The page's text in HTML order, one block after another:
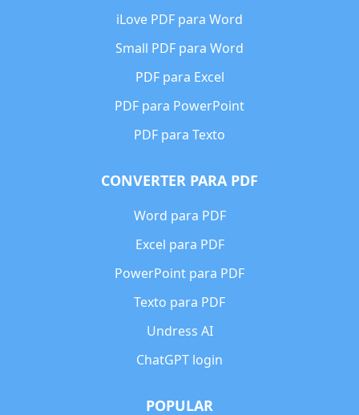
iLove PDF para Word
Small PDF para Word
PDF para Excel
PDF para PowerPoint
PDF para Texto
CONVERTER PARA PDF
Word para PDF
Excel para PDF
PowerPoint para PDF
Texto para PDF
Undress AI
ChatGPT login
POPULAR